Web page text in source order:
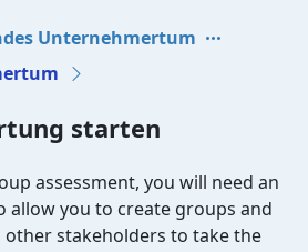
Unternehmertum
starten
assessment, you will need an
allow you to create groups and
other stakeholders to take the